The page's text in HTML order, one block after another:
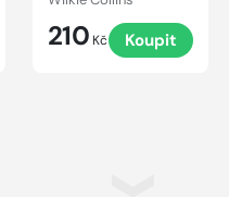
210 Kč Koupit